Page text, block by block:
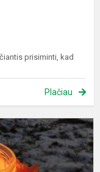
prisiminti, kad
Plačiau